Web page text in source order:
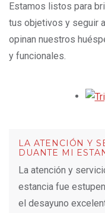
Estamos listos para
tus objetivos y seguir
opinan nuestros
y funcionales.
LA ATENCIÓN Y
DUANTE MI
La atención y
estancia fue
el desayuno